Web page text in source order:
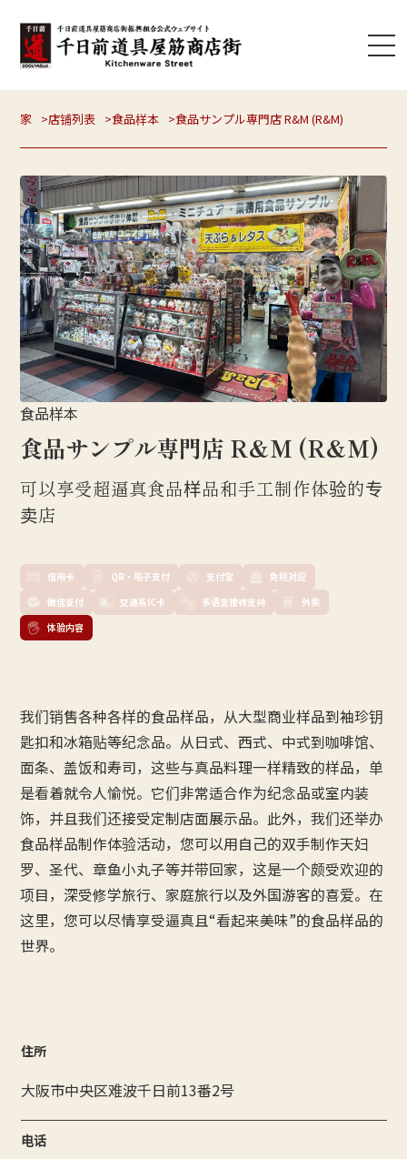
家 店铺列表 食品样本 食品サンプル専門店 R&M (R&M)
食品样本
食品サンプル専門店 R&M (R&M)
可以享受超逼真食品样品和手工制作体验的专
卖店
信用卡 QR・电子支付 支付宝
免税对应
微信支付
交通系IC卡 多语言接待支持
外卖
体验内容
我们销售各种各样的食品样品，从大型商业样品到袖珍钥
匙扣和冰箱贴等纪念品。从日式、西式、中式到咖啡馆、
面条、盖饭和寿司，这些与真品料理一样精致的样品，单
是看着就令人愉悦。它们非常适合作为纪念品或室内装
饰，并且我们还接受定制店面展示品。此外，我们还举办
食品样品制作体验活动，您可以用自己的双手制作天妇
罗、圣代、章鱼小丸子等并带回家，这是一个颇受欢迎的
项目，深受修学旅行、家庭旅行以及外国游客的喜爱。在
这里，您可以尽情享受逼真且“看起来美味”的食品样品的
世界。
住所
大阪市中央区难波千日前13番2号
电话